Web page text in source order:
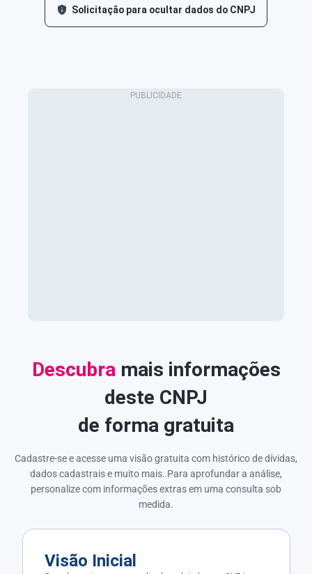
Solicitação para ocultar dados do CNPJ
Descubra mais informações
deste CNPJ
de forma gratuita
Cadastre-se e acesse uma visão gratuita com histórico de dívidas,
dados cadastrais e muito mais. Para aprofundar a análise,
personalize com informações extras em uma consulta sob
medida.
Visão Inicial